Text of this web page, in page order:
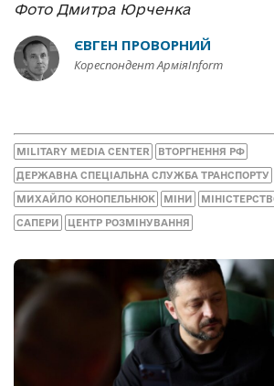
Фото Дмитра Юрченка
ЄВГЕН ПРОВОРНИЙ
Кореспондент АрміяInform
MILITARY MEDIA CENTER ВТОРГНЕННЯ РФ
ДЕРЖАВНА СПЕЦІАЛЬНА СЛУЖБА ТРАНСПОРТУ
МИХАЙЛО КОНОПЕЛЬНЮК МІНИ
САПЕРИ ЦЕНТР РОЗМІНУВАННЯ